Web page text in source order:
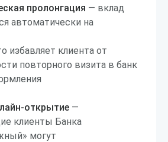
пролонгация — вклад
автоматически на
избавляет клиента от
повторного визита в банк
открытие —
клиенты Банка
могут